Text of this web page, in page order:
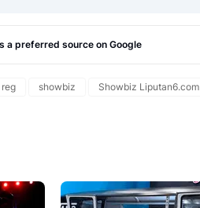
a preferred source on Google
reg showbiz Showbiz Liputan6.com